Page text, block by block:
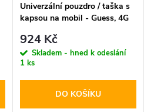
Univerzální pouzdro / taška s
kapsou na mobil - Guess, 4G
924 Kč
Skladem - hned k odeslání
1 ks
DO KOŠÍKU